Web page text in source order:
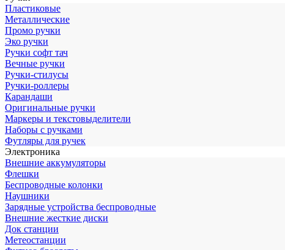
Пластиковые
Металлические
Промо ручки
Эко ручки
Ручки софт тач
Вечные ручки
Ручки-стилусы
Ручки-роллеры
Карандаши
Оригинальные ручки
Маркеры и текстовыделители
Наборы с ручками
Футляры для ручек
Электроника
Внешние аккумуляторы
Флешки
Беспроводные колонки
Наушники
Зарядные устройства беспроводные
Внешние жесткие диски
Док станции
Метеостанции